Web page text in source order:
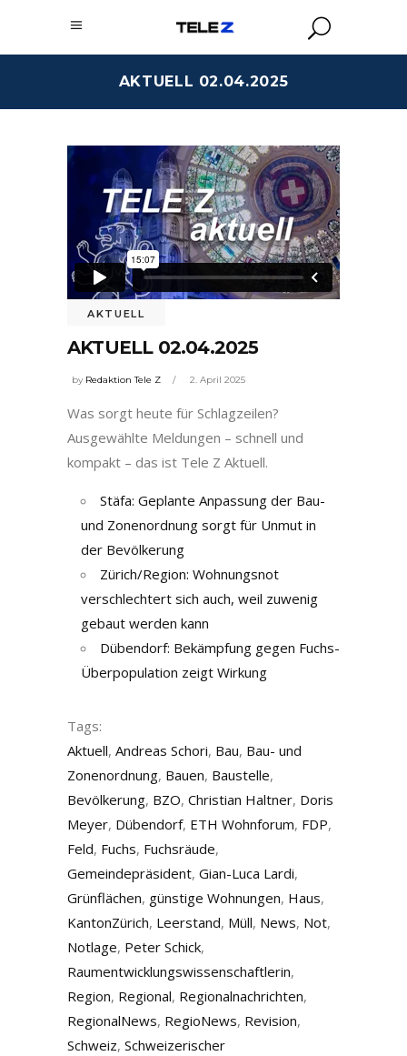
AKTUELL 02.04.2025
AKTUELL
AKTUELL 02.04.2025
by Redaktion Tele Z 2. April 2025
Was sorgt heute für Schlagzeilen?
Ausgewählte Meldungen – schnell und
kompakt – das ist Tele Z Aktuell.
Stäfa: Geplante Anpassung der Bau-
und Zonenordnung sorgt für Unmut in
der Bevölkerung
Zürich/Region: Wohnungsnot
verschlechtert sich auch, weil zuwenig
gebaut werden kann
Dübendorf: Bekämpfung gegen Fuchs-
Überpopulation zeigt Wirkung
Tags:
Aktuell, Andreas Schori, Bau, Bau- und
Zonenordnung, Bauen, Baustelle,
Bevölkerung, BZO, Christian Haltner, Doris
Meyer, Dübendorf, ETH Wohnforum, FDP,
Feld, Fuchs, Fuchsräude,
Gemeindepräsident, Gian-Luca Lardi,
Grünflächen, günstige Wohnungen, Haus,
KantonZürich, Leerstand, Müll, News, Not,
Notlage, Peter Schick,
Raumentwicklungswissenschaftlerin,
Region, Regional, Regionalnachrichten,
RegionalNews, RegioNews, Revision,
Schweiz, Schweizerischer